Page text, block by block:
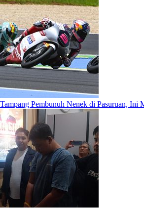
Tampang Pembunuh Nenek di Pasuruan, Ini